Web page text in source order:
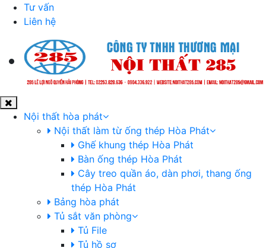
Tư vấn
Liên hệ
Nội thất hòa phát
Nội thất làm từ ống thép Hòa Phát
Ghế khung thép Hòa Phát
Bàn ống thép Hòa Phát
Cây treo quần áo, dàn phơi, thang ống
thép Hòa Phát
Bảng hòa phát
Tủ sắt văn phòng
Tủ File
Tủ hồ sơ